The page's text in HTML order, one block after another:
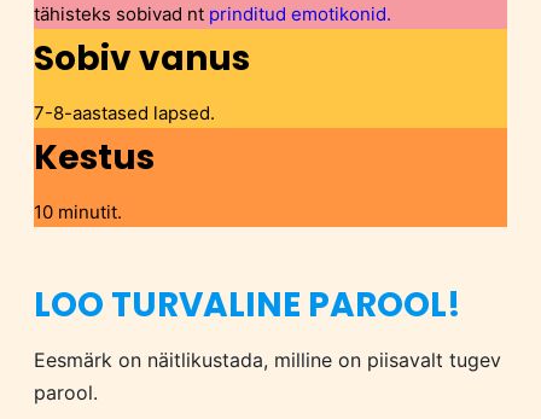
tähisteks sobivad nt prinditud emotikonid.
Sobiv vanus
7-8-aastased lapsed.
Kestus
10 minutit.
LOO TURVALINE PAROOL!
Eesmärk on näitlikustada, milline on piisavalt tugev
parool.